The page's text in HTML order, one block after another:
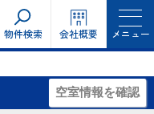
物件検索 会社概要 メニュー
空室情報を確認